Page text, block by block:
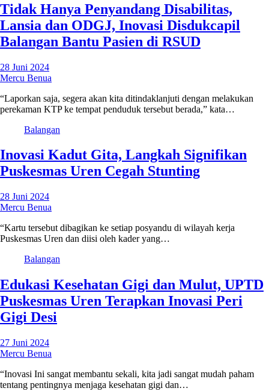
Tidak Hanya Penyandang Disabilitas,
Lansia dan ODGJ, Inovasi Disdukcapil
Balangan Bantu Pasien di RSUD
28 Juni 2024
Mercu Benua
“Laporkan saja, segera akan kita ditindaklanjuti dengan melakukan
perekaman KTP ke tempat penduduk tersebut berada,” kata…
Balangan
Inovasi Kadut Gita, Langkah Signifikan
Puskesmas Uren Cegah Stunting
28 Juni 2024
Mercu Benua
“Kartu tersebut dibagikan ke setiap posyandu di wilayah kerja
Puskesmas Uren dan diisi oleh kader yang…
Balangan
Edukasi Kesehatan Gigi dan Mulut, UPTD
Puskesmas Uren Terapkan Inovasi Peri
Gigi Desi
27 Juni 2024
Mercu Benua
“Inovasi Ini sangat membantu sekali, kita jadi sangat mudah paham
tentang pentingnya menjaga kesehatan gigi dan…